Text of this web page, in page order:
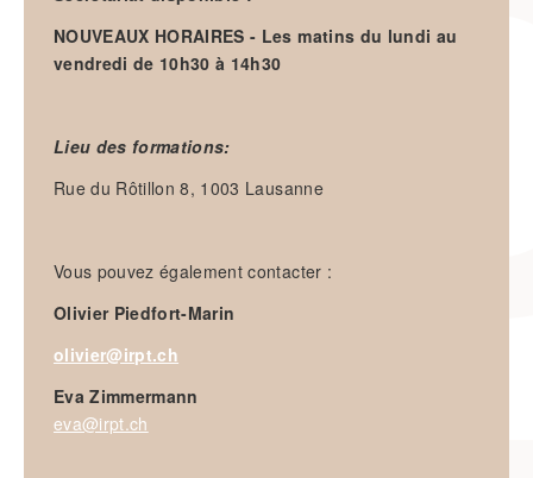
NOUVEAUX HORAIRES - Lesmatins du lundi au
vendredi de 10h30 à 14h30
Lieu des formations:
Rue du Rôtillon 8, 1003 Lausanne
Vous pouvez également contacter :
Olivier Piedfort-Marin
olivier@irpt.ch
Eva Zimmermann
eva@irpt.ch